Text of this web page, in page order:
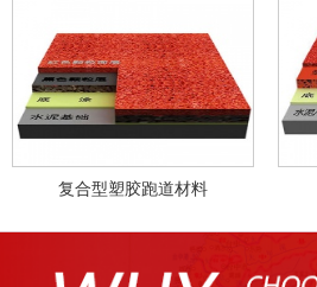
复合型塑胶跑道材料